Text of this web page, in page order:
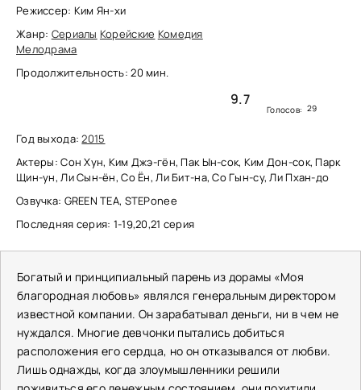
Режиссер: Ким Ян-хи
Жанр: Сериалы Корейские Комедия
Мелодрама
Продолжительность: 20 мин.
9.7
Голосов: 29
Год выхода:2015
Актеры: Сон Хун, Ким Джэ-гён, Пак Ын-сок, Ким Дон-сок, Парк
Щин-ун, Ли Сын-ён, Со Ён, Ли Бит-на, Со Гын-су, Ли Пхан-до
Озвучка: GREEN TEA, STEPonee
Последняя серия: 1-19,20,21 серия
Богатый и принципиальный парень из дорамы «Моя
благородная любовь» являлся генеральным директором
известной компании. Он зарабатывал деньги, ни в чем не
нуждался. Многие девчонки пытались добиться
расположения его сердца, но он отказывался от любви.
Лишь однажды, когда злоумышленники решили